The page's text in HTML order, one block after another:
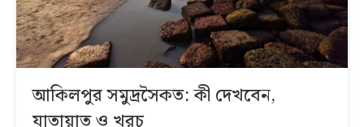
আকিলপুর সমুদ্রসৈকত: কী দেখবেন,